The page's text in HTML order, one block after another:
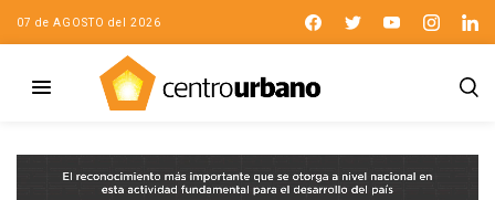
07 de AGOSTO del 2026